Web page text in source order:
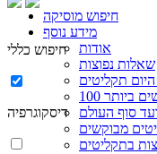
חיפוש מוסיקה
מידע נוסף
אודות
שאלות נפוצות
תקליטים
ביותר
סוף העולם
מבוקשים
בתקליטים
חיפוש כללי
דיסקוגרפיה